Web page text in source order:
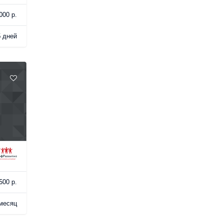
р.
дней
р.